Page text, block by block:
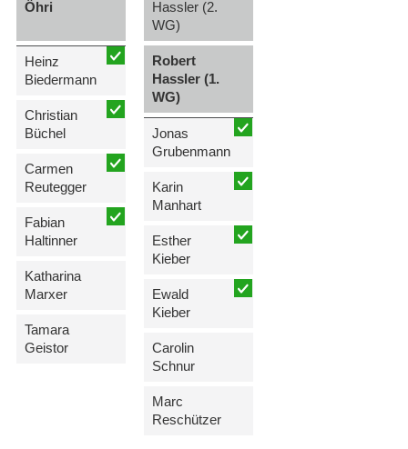
Öhri
Heinz
Biedermann
Christian
Büchel
Carmen
Reutegger
Fabian
Haltinner
Katharina
Marxer
Tamara
Geistor
Hassler (2.
WG)
Robert
Hassler (1.
WG)
Jonas
Grubenmann
Karin
Manhart
Esther
Kieber
Ewald
Kieber
Carolin
Schnur
Marc
Reschützer